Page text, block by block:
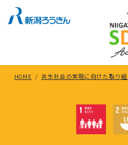
HOME / 共生社会の実現に向けた取り